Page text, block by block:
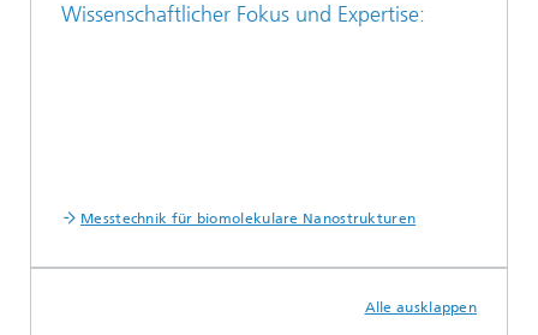
Wissenschaftlicher Fokus und Expertise:
Messtechnik für biomolekulare Nanostrukturen
Alle ausklappen